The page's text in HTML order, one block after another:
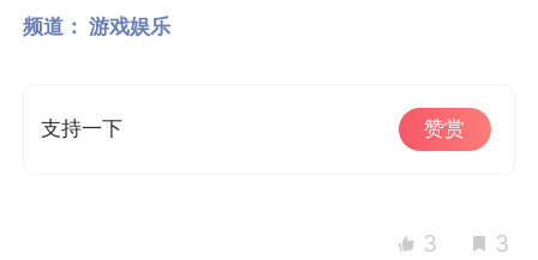
频道： 游戏娱乐
支持一下 赞赏
3 3